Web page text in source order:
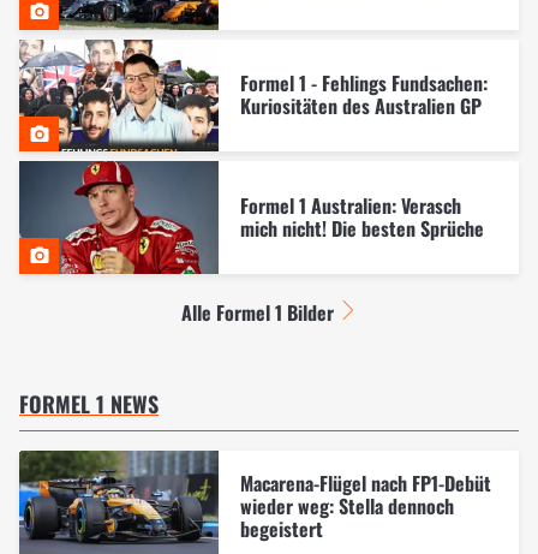
Formel 1 - Fehlings Fundsachen:
Kuriositäten des Australien GP
Formel 1 Australien: Verasch
mich nicht! Die besten Sprüche
Alle Formel 1 Bilder
FORMEL 1 NEWS
Macarena-Flügel nach FP1-Debüt
wieder weg: Stella dennoch
begeistert